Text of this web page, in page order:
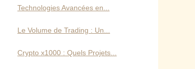
Technologies Avancées en...
Le Volume de Trading : Un...
Crypto x1000 : Quels Projets...